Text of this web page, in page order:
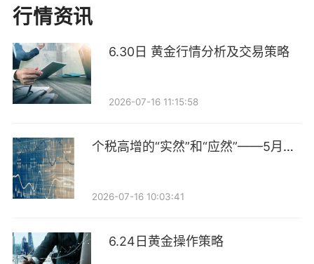
额度不足并非根本原因。据财通证券固收团队统计，截
至5月末，中小银行在手“二永债”批文有效额度接近
2500亿元，主要集中在北京银行、杭州银行、宁波银行
等头部城商行。
带来的融资约束。苏商银行特约研究员薛洪言对记者表
示，今年以来中小银行“二永债”发行整体遇冷，呈现供
需两弱格局，核心是净息差持续收窄与优质资产荒共同
一方面，优质信贷资产供给不足，导致资产端收益率下
行情资讯
6.30日 黄金行情分析及交易策略
2026-07-16 11:15:58
个税高增的“实然”和“应然”——5月财
2026-07-16 10:03:41
6.24日黄金操作策略